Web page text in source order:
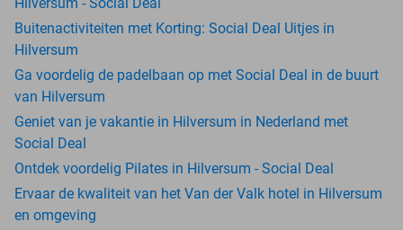
Buitenactiviteiten met Korting: Social Deal Uitjes in
Hilversum
Ga voordelig de padelbaan op met Social Deal in de buurt
van Hilversum
Geniet van je vakantie in Hilversum in Nederland met
Social Deal
Ontdek voordelig Pilates in Hilversum - Social Deal
Ervaar de kwaliteit van het Van der Valk hotel in Hilversum
en omgeving